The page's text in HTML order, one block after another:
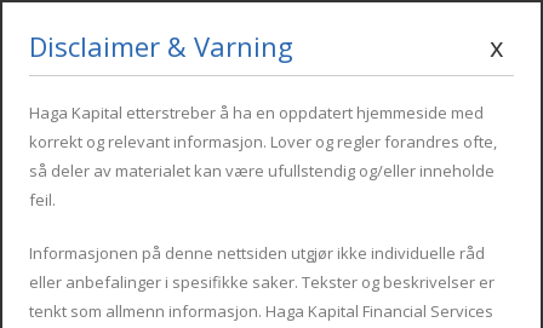
Disclaimer & Varning x
Haga Kapital etterstreber å ha en oppdatert hjemmeside med
korrekt og relevant informasjon. Lover og regler forandres ofte,
så deler av materialet kan være ufullstendig og/eller inneholde
feil.
Informasjonen på denne nettsiden utgjør ikke individuelle råd
eller anbefalinger i spesifikke saker. Tekster og beskrivelser er
tenkt som allmenn informasjon. Haga Kapital Financial Services
Monday - Friday : 09:00 - 17:00
info@hagakapital.com
+34 616 854 498